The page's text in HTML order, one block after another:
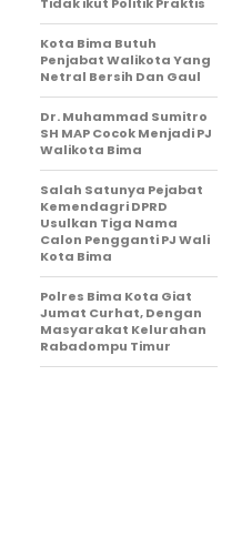
Tidak ikut Politik Praktis
Kota Bima Butuh
Penjabat Walikota Yang
Netral Bersih Dan Gaul
Dr. Muhammad Sumitro
SH MAP Cocok Menjadi PJ
Walikota Bima
Salah Satunya Pejabat
Kemendagri DPRD
Usulkan Tiga Nama
Calon Pengganti PJ Wali
Kota Bima
Polres Bima Kota Giat
Jumat Curhat, Dengan
Masyarakat Kelurahan
Rabadompu Timur